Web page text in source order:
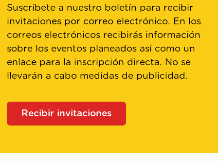
Suscríbete a nuestro boletín para recibir
invitaciones por correo electrónico. En los
correos electrónicos recibirás información
sobre los eventos planeados así como un
enlace para la inscripción directa. No se
llevarán a cabo medidas de publicidad.
Recibir invitaciones